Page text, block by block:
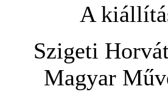
A
Szigeti
Magyar